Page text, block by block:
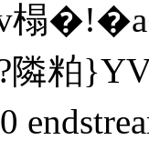
榻
粕